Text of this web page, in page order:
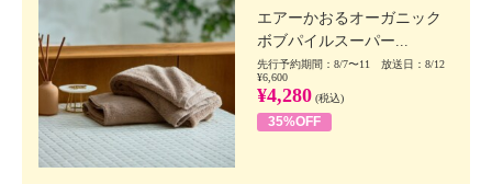
エアーかおるオーガニック
ボブパイルスーパー...
先行予約期間：8/7〜11 放送日：8/12
¥6,600
¥4,280 (税込)
35%OFF